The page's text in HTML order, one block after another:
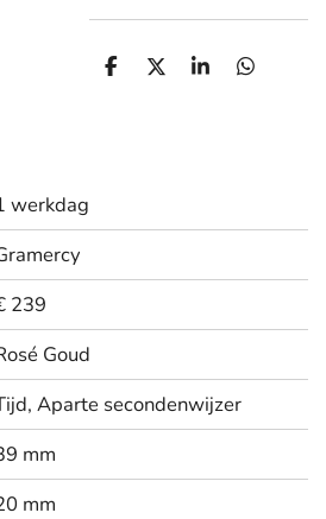
D
D
S
D
werkdag
239
Goud
Aparte secondenwijzer
mm
mm